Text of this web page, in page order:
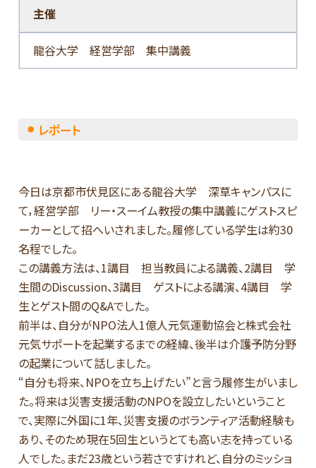
主催
龍谷大学 経営学部 集中講義
レポート
今日は京都市伏見区にある龍谷大学 深草キャンパスに
て，経営学部 リー・スーイム教授の集中講義にゲストスピ
ーカーとして招へいされました。履修している学生は約30
名程でした。
この講義方法は、1講目 担当教員による講義、2講目 学
生間のDiscussion、3講目 ゲストによる講演、4講目 学
生とゲスト間のQ&Aでした。
前半は、自分がNPO法人1億人元気運動協会と株式会社
元気サポートを起業するまでの経緯、後半は介護予防分野
の起業について話しました。
“自分も将来、NPOを立ち上げたい”と言う履修生がいまし
た。将来は災害支援活動のNPOを設立したいということ
で、実際に外国に1年、災害支援のボランティア活動経験も
あり、そのため現在5回生というとても高い志を持っている
人でした。まだ23歳という若さですけれど、自分のミッショ